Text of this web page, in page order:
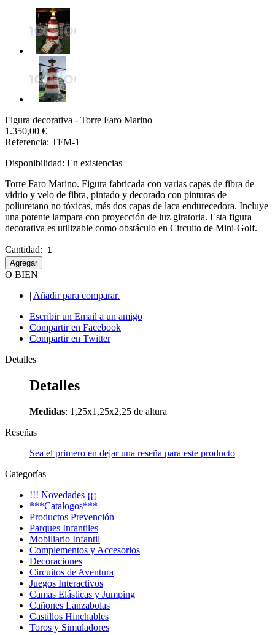
Figura decorativa - Torre Faro Marino
1.350,00 €
Referencia: TFM-1
Disponibilidad: En existencias
Torre Faro Marino. Figura fabricada con varias capas de fibra de
vidrio y velo de fibra, pintado y decorado con pinturas de
poliuretano no tóxicas, más dos capas de laca endurecedora. Incluye
una potente lampara con proyección de luz giratoria. Esta figura
decorativa es utilizable como obstáculo en Circuito de Mini-Golf.
Cantidad:
Agregar
O BIEN
| Añadir para comparar.
Escribir un Email a un amigo
Compartir en Facebook
Compartir en Twitter
Detalles
Detalles
Medidas: 1,25x1,25x2,25 de altura
Reseñas
Sea el primero en dejar una reseña para este producto
Categorías
!!! Novedades ¡¡¡
***Catalogos***
Productos Prevención
Parques Infantiles
Mobiliario Infantil
Complementos y Accesorios
Decoraciones
Circuitos de Aventura
Juegos Interactivos
Camas Elásticas y Jumping
Cañones Lanzabolas
Castillos Hinchables
Toros y Simuladores